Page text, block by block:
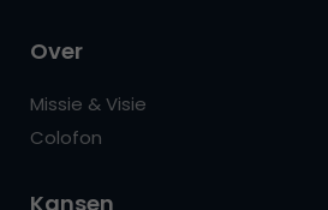
Over
Missie & Visie
Colofon
Kansen